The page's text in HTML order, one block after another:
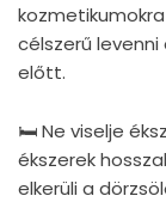
célszerű
előtt.
🛏 Ne viselje
ékszerek
elkerüli a